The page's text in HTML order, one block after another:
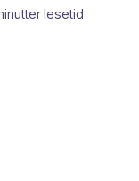
lesetid